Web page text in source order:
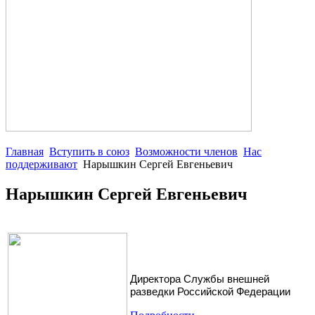
Главная Вступить в союз Возможности членов Нас
поддерживают Нарышкин Сергей Евгеньевич
Нарышкин Сергей Евгеньевич
Директора Службы внешней
разведки Российской Федерации